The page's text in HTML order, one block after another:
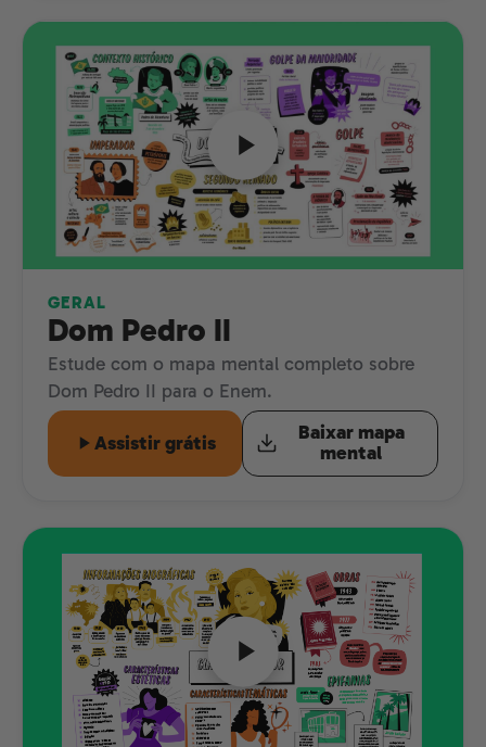
GERAL
Dom Pedro II
Estude com o mapa mental completo sobre
Dom Pedro II para o Enem.
Assistir grátis
Baixar mapa
mental